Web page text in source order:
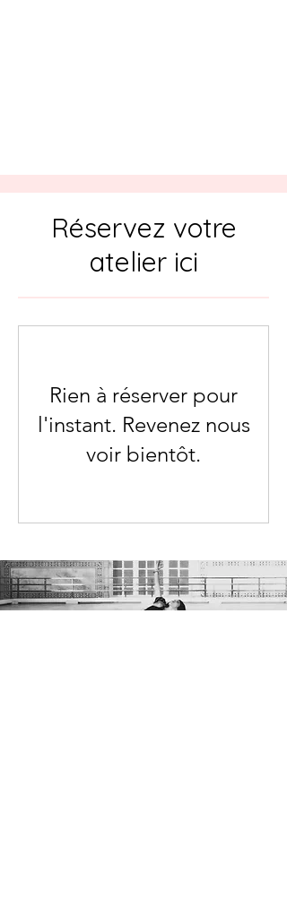
Réservez votre
atelier ici
Rien à réserver pour
l'instant. Revenez nous
voir bientôt.